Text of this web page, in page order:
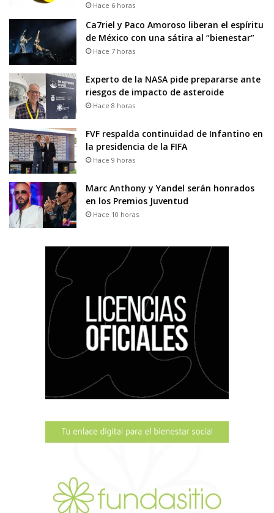
Hace 6 horas
Ca7riel y Paco Amoroso liberan el espíritu
de México con una sátira al “bienestar”
Hace 7 horas
Experto de la NASA pide prepararse ante
riesgos de impacto de asteroide
Hace 8 horas
FVF respalda continuidad de Infantino en
la presidencia de la FIFA
Hace 9 horas
Marc Anthony y Yandel serán honrados
en los Premios Juventud
Hace 10 horas